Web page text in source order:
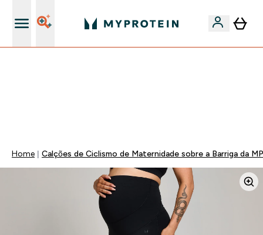
Home Calções de Ciclismo de Maternidade sobre a Barriga da